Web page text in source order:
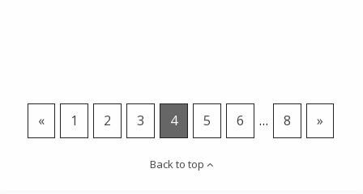
« 1 2 3 4 5 6 … 8 »
Back to top